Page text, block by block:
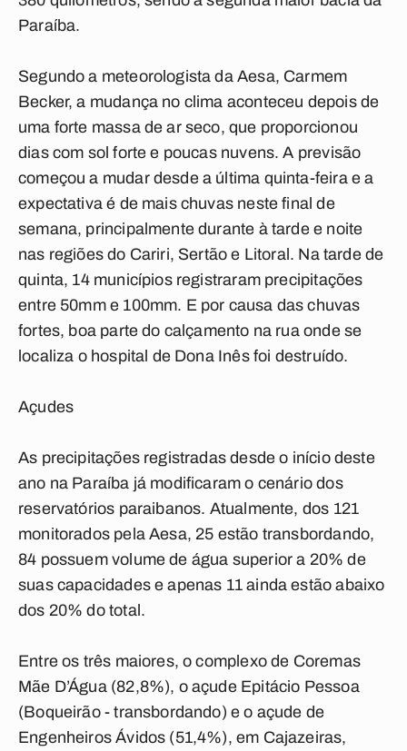
Paraíba.
Segundo a meteorologista da Aesa, Carmem
Becker, a mudança no clima aconteceu depois de
uma forte massa de ar seco, que proporcionou
dias com sol forte e poucas nuvens. A previsão
começou a mudar desde a última quinta-feira e a
expectativa é de mais chuvas neste final de
semana, principalmente durante à tarde e noite
nas regiões do Cariri, Sertão e Litoral. Na tarde de
quinta, 14 municípios registraram precipitações
entre 50mm e 100mm. E por causa das chuvas
fortes, boa parte do calçamento na rua onde se
localiza o hospital de Dona Inês foi destruído.
Açudes
As precipitações registradas desde o início deste
ano na Paraíba já modificaram o cenário dos
reservatórios paraibanos. Atualmente, dos 121
monitorados pela Aesa, 25 estão transbordando,
84 possuem volume de água superior a 20% de
suas capacidades e apenas 11 ainda estão abaixo
dos 20% do total.
Entre os três maiores, o complexo de Coremas
Mãe D’Água (82,8%), o açude Epitácio Pessoa
(Boqueirão - transbordando) e o açude de
Engenheiros Ávidos (51,4%), em Cajazeiras,